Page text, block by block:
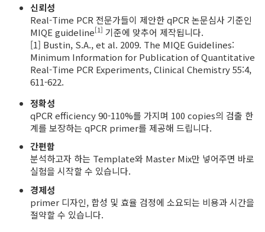
신뢰성
Real-Time PCR 전문가들이 제안한 qPCR 논문심사 기준인
MIQE guideline[1] 기준에 맞추어 제작됩니다.
[1] Bustin, S.A., et al. 2009. The MIQE Guidelines:
Minimum Information for Publication of Quantitative
Real-Time PCR Experiments, Clinical Chemistry 55:4,
611-622.
정확성
qPCR efficiency 90-110%를 가지며 100 copies의 검출 한
계를 보장하는 qPCR primer를 제공해 드립니다.
간편함
분석하고자 하는 Template와 Master Mix만 넣어주면 바로
실험을 시작할 수 있습니다.
경제성
primer 디자인, 합성 및 효율 검정에 소요되는 비용과 시간을
절약할 수 있습니다.